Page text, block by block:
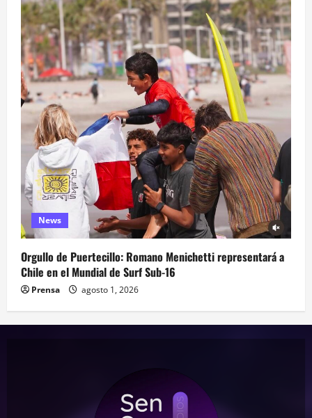
News
Orgullo de Puertecillo: Romano Menichetti representará a
Chile en el Mundial de Surf Sub-16
Prensa agosto 1, 2026